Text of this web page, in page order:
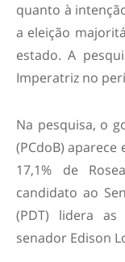
quanto à
a eleição
estado. A
Imperatriz no
Na pesquisa, o
(PCdoB)
17,1% de
candidato ao
(PDT) lidera
senador Edison